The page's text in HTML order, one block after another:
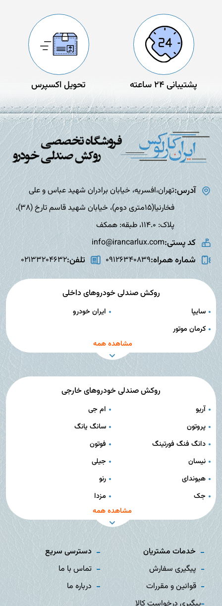
پشتیبانی 24 ساعته تحویل اکسپرس
آدرس:تهران،افسریه، خیابان برادران شهید عباس و علی
فخارنیا(15متری دوم)، خیابان شهید قاسم تارخ (38)،
پلاک: 114.0، طبقه: همکف
کد پستی:info@irancarlux.com
شماره همراه:09126340839 تلفن:02133204632
روکش صندلی خودروهای داخلی
سایپا
ایران خودرو
کرمان موتور
مشاهده همه
روکش صندلی خودروهای خارجی
آریو
ام جی
پروتون
سانگ یانگ
دانگ فنگ فورتینگ
فوتون
نیسان
جیلی
هیوندای
رنو
جک
مزدا
مشاهده همه
خدمات مشتریان
پیگیری سفارش
قوانین و مقررات
دسترسی سریع
تماس با ما
درباره ما